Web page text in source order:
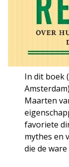
In dit boek
Maarten
favoriete
mythes en
die de